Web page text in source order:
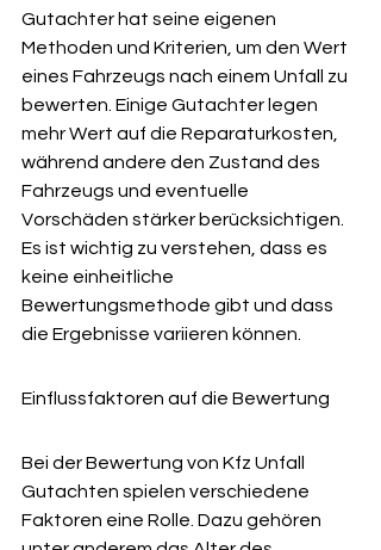
Gutachter hat seine eigenen
Methoden und Kriterien, um den Wert
eines Fahrzeugs nach einem Unfall zu
bewerten. Einige Gutachter legen
mehr Wert auf die Reparaturkosten,
während andere den Zustand des
Fahrzeugs und eventuelle
Vorschäden stärker berücksichtigen.
Es ist wichtig zu verstehen, dass es
keine einheitliche
Bewertungsmethode gibt und dass
die Ergebnisse variieren können.
Einflussfaktoren auf die Bewertung
Bei der Bewertung von Kfz Unfall
Gutachten spielen verschiedene
Faktoren eine Rolle. Dazu gehören